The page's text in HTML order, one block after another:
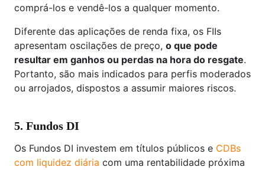
comprá-los e vendê-los a qualquer momento.
Diferente das aplicações de renda fixa, os FIIs
apresentam oscilações de preço, o que pode
resultar em ganhos ou perdas na hora do resgate.
Portanto, são mais indicados para perfis moderados
ou arrojados, dispostos a assumir maiores riscos.
5. Fundos DI
Os Fundos DI investem em títulos públicos e CDBs
com liquidez diária com uma rentabilidade próxima